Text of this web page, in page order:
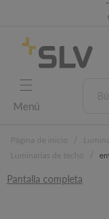
98
Menú
Pantalla completa